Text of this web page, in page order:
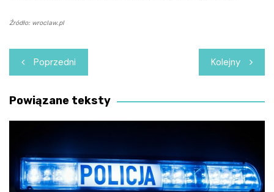
Źródło: wroclaw.pl
Nawigacja
wpisu
Poprzedni Kolejny
Powiązane teksty